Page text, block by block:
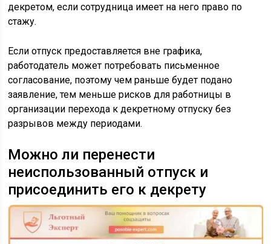
декретом, если сотрудница имеет на него право по
стажу.
Если отпуск предоставляется вне графика,
работодатель может потребовать письменное
согласование, поэтому чем раньше будет подано
заявление, тем меньше рисков для работницы в
организации перехода к декретному отпуску без
разрывов между периодами.
Можно ли перенести
неиспользованный отпуск и
присоединить его к декрету